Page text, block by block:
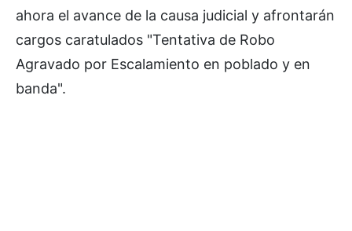
ahora el avance de la causa judicial y afrontarán
cargos caratulados "Tentativa de Robo
Agravado por Escalamiento en poblado y en
banda".